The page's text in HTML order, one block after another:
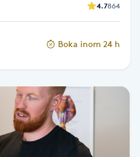
4.7864
Boka inom 24 h